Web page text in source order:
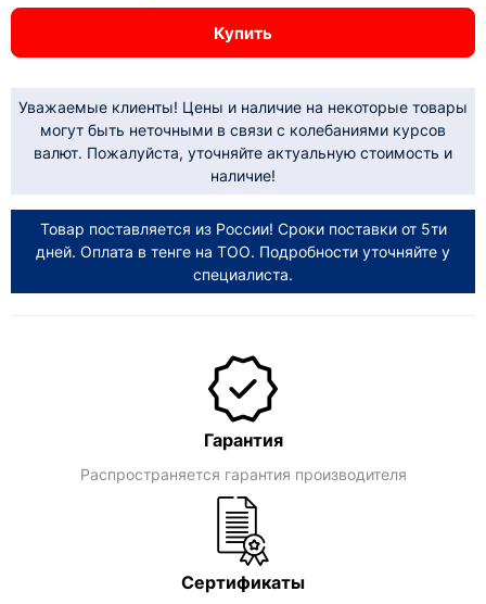
Купить
Уважаемые клиенты! Цены и наличие на некоторые товары
могут быть неточными в связи с колебаниями курсов
валют. Пожалуйста, уточняйте актуальную стоимость и
наличие!
Товар поставляется из России! Сроки поставки от 5ти
дней. Оплата в тенге на ТОО. Подробности уточняйте у
специалиста.
Гарантия
Распространяется гарантия производителя
Сертификаты